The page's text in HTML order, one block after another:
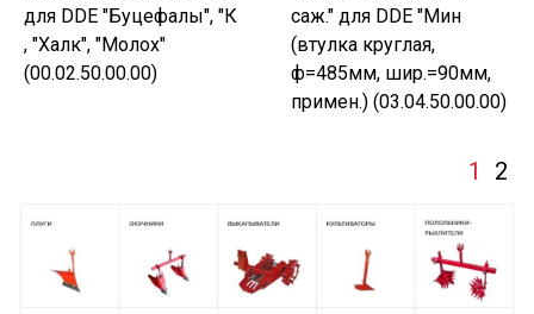
для DDE "Буцефалы", "К
, "Халк", "Молох"
(00.02.50.00.00)
саж." для DDE "Мин
(втулка круглая,
ф=485мм, шир.=90мм,
примен.) (03.04.50.00.00)
1 2